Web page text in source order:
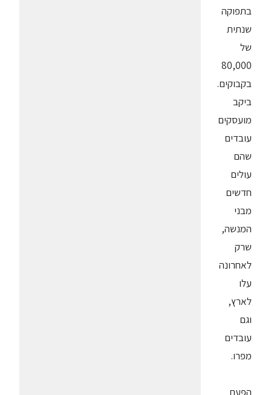
בתפוקה
שנתית
של
80,000
בקבוקים.
ביקב
מועסקים
עובדים
שהם
עולים
חדשים
מבני
המנשה,
שרק
לאחרונה
עלו
לארץ,
וגם
עובדים
מפרו.
הפעם